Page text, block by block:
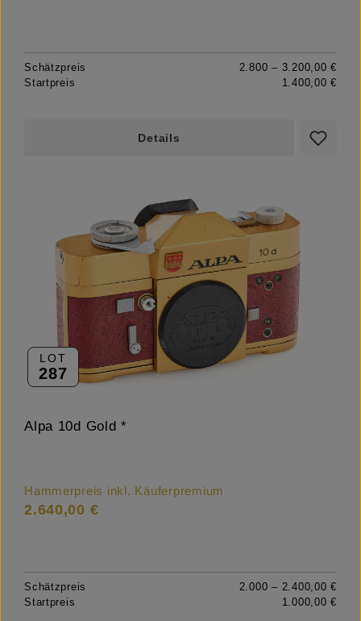
Schätzpreis
2.800 – 3.200,00 €
Startpreis
1.400,00 €
Details
LOT
287
Alpa 10d Gold *
Hammerpreis inkl. Käuferpremium
2.640,00 €
Schätzpreis
2.000 – 2.400,00 €
Startpreis
1.000,00 €